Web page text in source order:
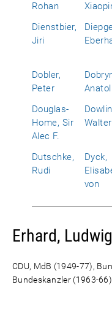
Rohan
Dienstbier,
Jiri
Dobler,
Peter
Douglas-
Home, Sir
Alec F.
Dutschke,
Rudi
Dyck,
von
Erhard, Ludwig
CDU, MdB (1949-77),
Bundeskanzler (1963-